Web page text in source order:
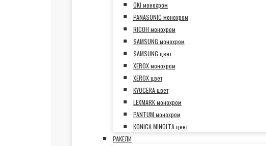
OKI монохром
PANASONIC монохром
RICOH монохром
SAMSUNG монохром
SAMSUNG цвет
XEROX монохром
XEROX цвет
KYOCERA цвет
LEXMARK монохром
PANTUM монохром
KONICA MINOLTA цвет
РАКЕЛИ